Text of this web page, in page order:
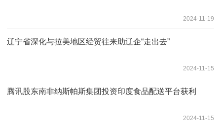
2024-11-19
辽宁省深化与拉美地区经贸往来助辽企“走出去”
2024-11-15
腾讯股东南非纳斯帕斯集团投资印度食品配送平台获利
2024-11-15